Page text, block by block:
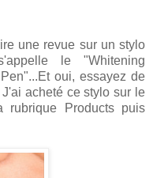
une revue sur un stylo
le "Whitening
oui, essayez de
acheté ce stylo sur le
rubrique Products puis